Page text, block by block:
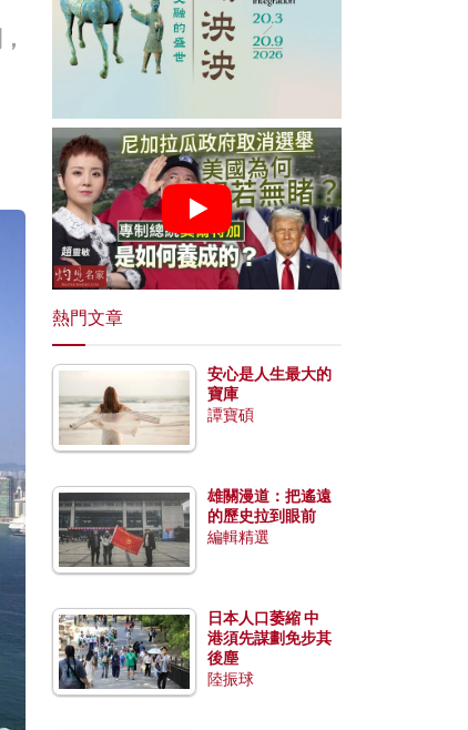
熱門文章
安心是人生最大的
寶庫
譚寶碩
雄關漫道：把遙遠
的歷史拉到眼前
編輯精選
日本人口萎縮 中
港須先謀劃免步其
後塵
陸振球